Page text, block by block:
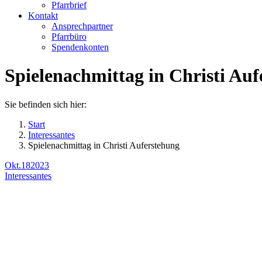
Pfarrbrief
Kontakt
Ansprechpartner
Pfarrbüro
Spendenkonten
Spielenachmittag in Christi
Sie befinden sich hier:
Start
Interessantes
Spielenachmittag in Christi Auferstehung
Okt.182023
Interessantes